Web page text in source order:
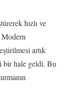
hızlı ve
artık
bir hale geldi. Bu